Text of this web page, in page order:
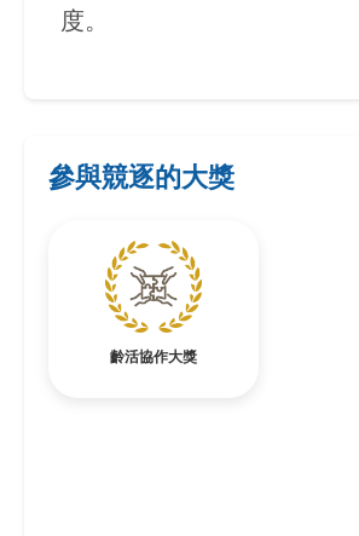
度。
參與競逐的大獎
齡活協作大獎